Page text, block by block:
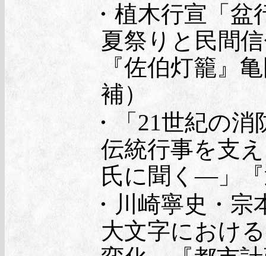
・植木行宣「
夏祭りと民間
『佐伯灯籠』
補）
・「21世紀の
伝統行事を支
氏に聞く―」『
・川崎寧史・
大文字におけ